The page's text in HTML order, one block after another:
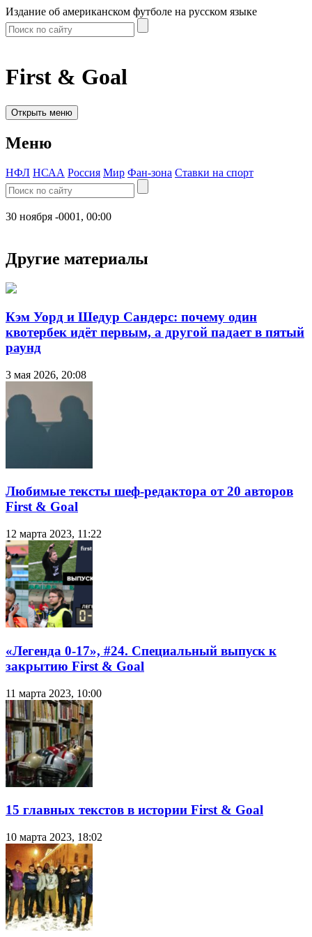
Издание об американском футболе на русском языке
First & Goal
Открыть меню
Меню
НФЛ НСАА Россия Мир Фан-зона Ставки на спорт
30 ноября -0001, 00:00
Другие материалы
Кэм Уорд и Шедур Сандерс: почему один
квотербек идёт первым, а другой падает в пятый
раунд
3 мая 2026, 20:08
Любимые тексты шеф-редактора от 20 авторов
First & Goal
12 марта 2023, 11:22
«Легенда 0-17», #24. Специальный выпуск к
закрытию First & Goal
11 марта 2023, 10:00
15 главных текстов в истории First & Goal
10 марта 2023, 18:02